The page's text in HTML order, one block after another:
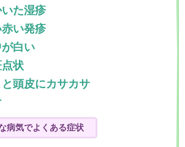
た湿疹
い発疹
白い
状
頭皮にカサカサ
病気でよくある症状